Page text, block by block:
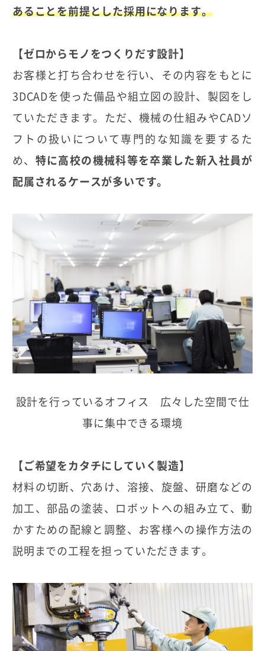
あることを前提とした採用になります。
【ゼロからモノをつくりだす設計】
お客様と打ち合わせを行い、その内容をもとに
3DCADを使った備品や組立図の設計、製図をし
ていただきます。ただ、機械の仕組みやCADソ
フトの扱いについて専門的な知識を要するた
め、 特に高校の機械科等を卒業した新入社員が
配属されるケースが多いです。
設計を行っているオフィス 広々した空間で仕
事に集中できる環境
【ご希望をカタチにしていく製造】
材料の切断、穴あけ、溶接、旋盤、研磨などの
加工、部品の塗装、ロボットへの組み立て、動
かすための配線と調整、お客様への操作方法の
説明までの工程を担っていただきます。